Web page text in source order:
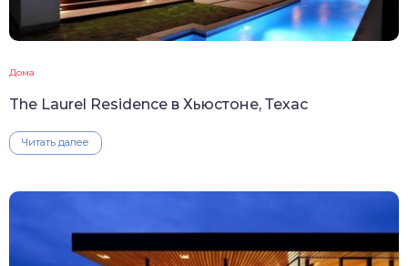
Дома
The Laurel Residence в Хьюстоне, Техас
Читать далее